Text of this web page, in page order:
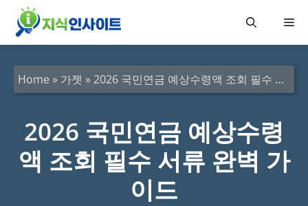
메
Home » 가젯 »2026 국민연금 예상수령액 조회 필수 서류 완벽 가이드
2026 국민연금 예상수령
액 조회 필수 서류 완벽 가
이드